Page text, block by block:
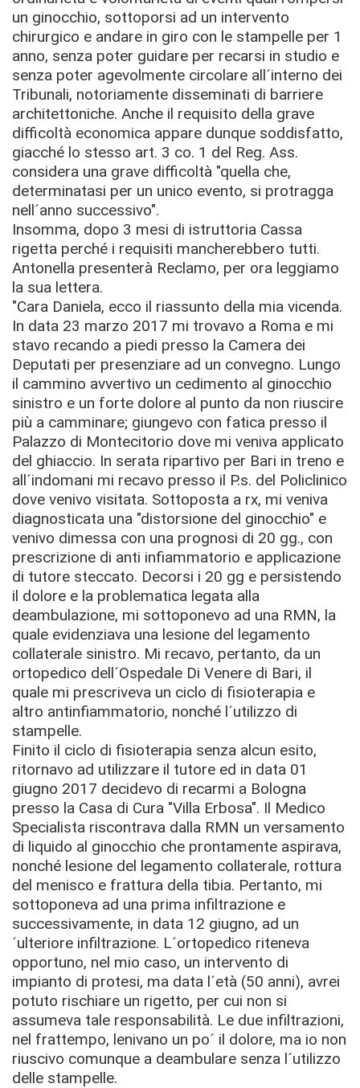
un ginocchio, sottoporsi ad un intervento
chirurgico e andare in giro con le stampelle per 1
anno, senza poter guidare per recarsi in studio e
senza poter agevolmente circolare all´interno dei
Tribunali, notoriamente disseminati di barriere
architettoniche. Anche il requisito della grave
difficoltà economica appare dunque soddisfatto,
giacché lo stesso art. 3 co. 1 del Reg. Ass.
considera una grave difficoltà "quella che,
determinatasi per un unico evento, si protragga
nell´anno successivo".
Insomma, dopo 3 mesi di istruttoria Cassa
rigetta perché i requisiti mancherebbero tutti.
Antonella presenterà Reclamo, per ora leggiamo
la sua lettera.
"Cara Daniela, ecco il riassunto della mia vicenda.
In data 23 marzo 2017 mi trovavo a Roma e mi
stavo recando a piedi presso la Camera dei
Deputati per presenziare ad un convegno. Lungo
il cammino avvertivo un cedimento al ginocchio
sinistro e un forte dolore al punto da non riuscire
più a camminare; giungevo con fatica presso il
Palazzo di Montecitorio dove mi veniva applicato
del ghiaccio. In serata ripartivo per Bari in treno e
all´indomani mi recavo presso il P.s. del Policlinico
dove venivo visitata. Sottoposta a rx, mi veniva
diagnosticata una "distorsione del ginocchio" e
venivo dimessa con una prognosi di 20 gg., con
prescrizione di anti infiammatorio e applicazione
di tutore steccato. Decorsi i 20 gg e persistendo
il dolore e la problematica legata alla
deambulazione, mi sottoponevo ad una RMN, la
quale evidenziava una lesione del legamento
collaterale sinistro. Mi recavo, pertanto, da un
ortopedico dell´Ospedale Di Venere di Bari, il
quale mi prescriveva un ciclo di fisioterapia e
altro antinfiammatorio, nonché l´utilizzo di
stampelle.
Finito il ciclo di fisioterapia senza alcun esito,
ritornavo ad utilizzare il tutore ed in data 01
giugno 2017 decidevo di recarmi a Bologna
presso la Casa di Cura "Villa Erbosa". Il Medico
Specialista riscontrava dalla RMN un versamento
di liquido al ginocchio che prontamente aspirava,
nonché lesione del legamento collaterale, rottura
del menisco e frattura della tibia. Pertanto, mi
sottoponeva ad una prima infiltrazione e
successivamente, in data 12 giugno, ad un
´ulteriore infiltrazione. L´ortopedico riteneva
opportuno, nel mio caso, un intervento di
impianto di protesi, ma data l´età (50 anni), avrei
potuto rischiare un rigetto, per cui non si
assumeva tale responsabilità. Le due infiltrazioni,
nel frattempo, lenivano un po´ il dolore, ma io non
riuscivo comunque a deambulare senza l´utilizzo
delle stampelle.